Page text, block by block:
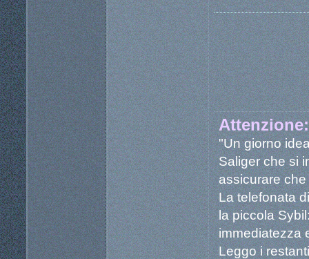
"Un giorno
Saliger che si
assicurare
La telefonata
la piccola
immediatezza
Leggo i